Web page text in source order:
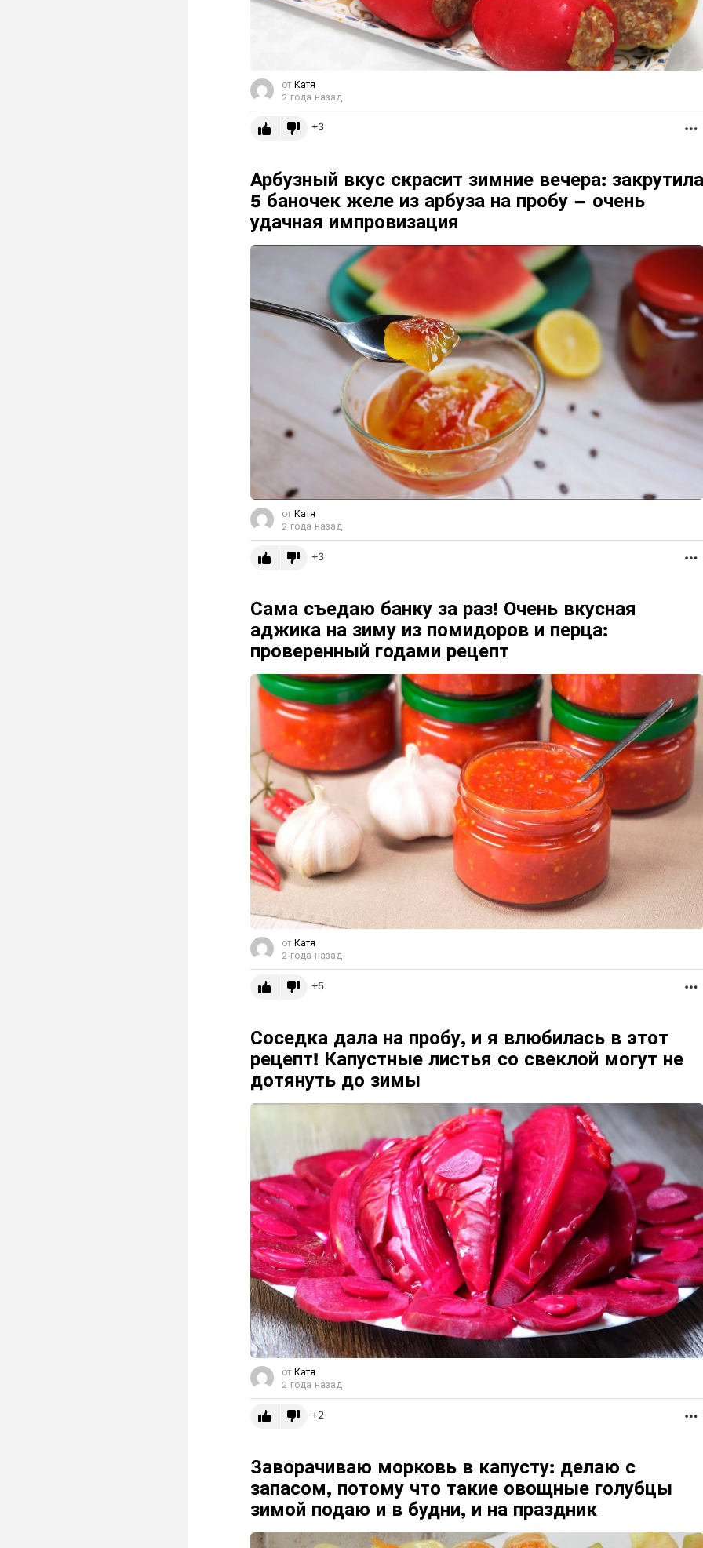
от Катя
2 года назад
3
Арбузный вкус скрасит зимние вечера: закрутила
5 баночек желе из арбуза на пробу – очень
удачная импровизация
от Катя
2 года назад
3
Сама съедаю банку за раз! Очень вкусная
аджика на зиму из помидоров и перца:
проверенный годами рецепт
от Катя
2 года назад
5
Соседка дала на пробу, и я влюбилась в этот
рецепт! Капустные листья со свеклой могут не
дотянуть до зимы
от Катя
2 года назад
2
Заворачиваю морковь в капусту: делаю с
запасом, потому что такие овощные голубцы
зимой подаю и в будни, и на праздник